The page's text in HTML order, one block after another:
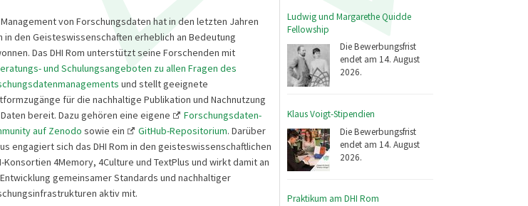
Ludwig und Margarethe Quidde
Fellowship
Die Bewerbungsfrist
endet am 14. August
2026.
Klaus Voigt-Stipendien
Die Bewerbungsfrist
endet am 14. August
2026.
Praktikum am DHI Rom
Management von Forschungsdaten hat in den letzten Jahren
in den Geisteswissenschaften erheblich an Bedeutung
Das DHI Rom unterstützt seine Forschenden mit
und Schulungsangeboten zu allen Fragen des
und stellt geeignete
für die nachhaltige Publikation und Nachnutzung
bereit. Dazu gehören eine eigene
Forschungsdaten-
auf Zenodo sowie ein GitHub-Repositorium. Darüber
engagiert sich das DHI Rom in den geisteswissenschaftlichen
Konsortien 4Memory, 4Culture und TextPlus und wirkt damit an
gemeinsamer Standards und nachhaltiger
aktiv mit.